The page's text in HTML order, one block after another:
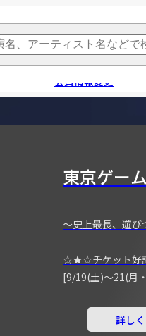
会員情報変更
東京ゲー
～史上最長、遊び
☆★☆チケット
[9/19(土)～21(月
詳し